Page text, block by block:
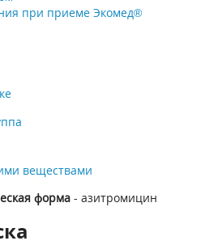
при приеме Экомед®
веществами
форма - азитромицин